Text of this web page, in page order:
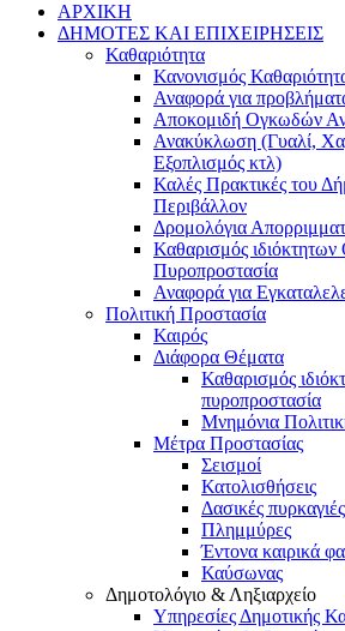
ΑΡΧΙΚΗ
ΔΗΜΟΤΕΣ ΚΑΙ ΕΠΙΧΕΙΡΗΣΕΙΣ
Καθαριότητα
Κανονισμός
Αναφορά για
Αποκομιδή Ογκωδών
Ανακύκλωση (Γυαλί,
Εξοπλισμός κτλ)
Καλές Πρακτικές του
Περιβάλλον
Δρομολόγια
Καθαρισμός
Πυροπροστασία
Αναφορά για
Πολιτική Προστασία
Καιρός
Διάφορα Θέματα
Καθαρισμός
πυροπροστασία
Μνημόνια
Μέτρα Προστασίας
Σεισμοί
Κατολισθήσεις
Δασικές πυρκαγιές
Πλημμύρες
Έντονα καιρικά
Καύσωνας
Δημοτολόγιο & Ληξιαρχείο
Υπηρεσίες Δημοτικής